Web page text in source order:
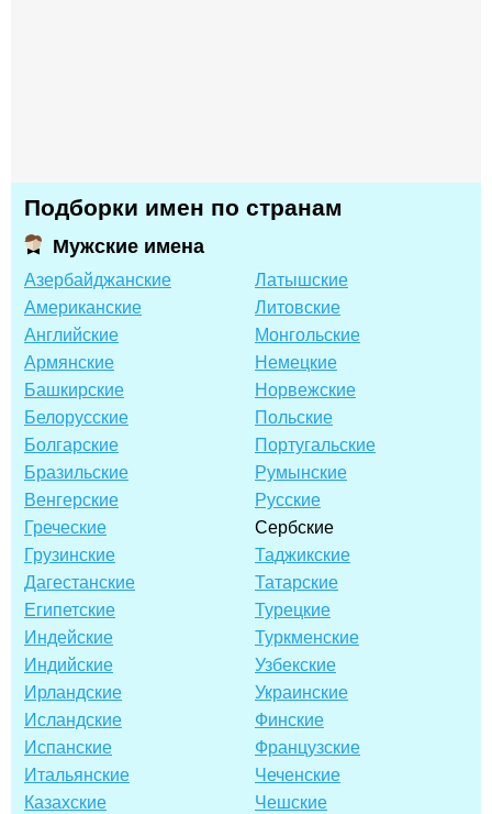
Подборки имен по странам
Мужские имена
Азербайджанские
Американские
Английские
Армянские
Башкирские
Белорусские
Болгарские
Бразильские
Венгерские
Греческие
Грузинские
Дагестанские
Египетские
Индейские
Индийские
Ирландские
Исландские
Испанские
Итальянские
Казахские
Латышские
Литовские
Монгольские
Немецкие
Норвежские
Польские
Португальские
Румынские
Русские
Сербские
Таджикские
Татарские
Турецкие
Туркменские
Узбекские
Украинские
Финские
Французские
Чеченские
Чешские